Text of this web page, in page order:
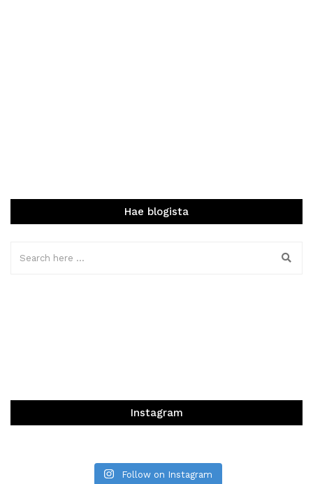
Hae blogista
Instagram
Follow on Instagram